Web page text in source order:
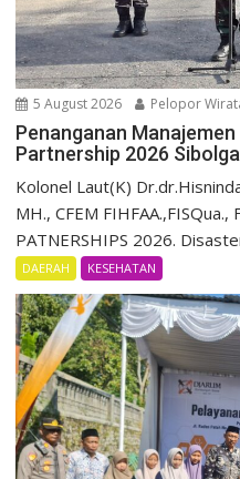
5 August 2026 Pelopor
Penanganan
Partnership 2026
Kolonel Laut(K)
MH., CFEM FIHFAA.,FISQua.,
PATNERSHIPS 2026.
DAERAH KESEHATAN